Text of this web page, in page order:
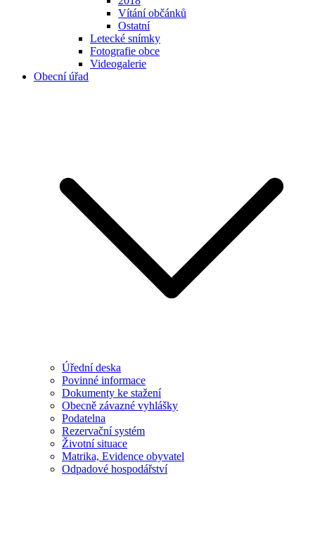
Vítání občánků
Ostatní
Letecké snímky
Fotografie obce
Videogalerie
Obecní úřad
Úřední deska
Povinné informace
Dokumenty ke stažení
Obecně závazné vyhlášky
Podatelna
Rezervační systém
Životní situace
Matrika, Evidence obyvatel
Odpadové hospodářství